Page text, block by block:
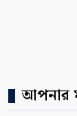
আপনার